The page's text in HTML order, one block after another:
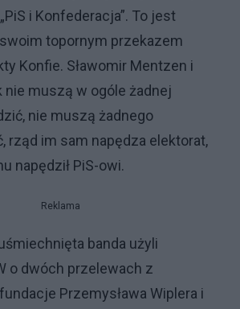
i Konfederacja”. To jest
topornym przekazem
Konfie. Sławomir Mentzen i
muszą w ogóle żadnej
nie muszą żadnego
rząd im sam napędza elektorat,
napędził PiS-owi.
Reklama
banda użyli
o dwóch przelewach z
Przemysława Wiplera i